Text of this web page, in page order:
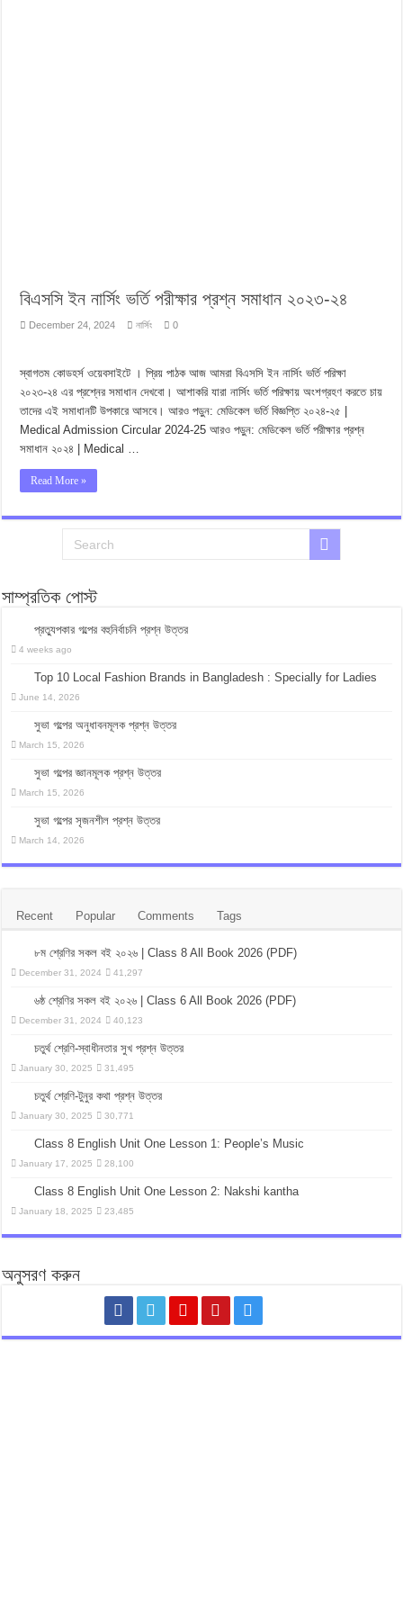
বিএসসি ইন নার্সিং ভর্তি পরীক্ষার প্রশ্ন সমাধান ২০২৩-২৪
December 24, 2024 নার্সিং 0
স্বাগতম কোডহর্স ওয়েবসাইটে । প্রিয় পাঠক আজ আমরা বিএসসি ইন নার্সিং ভর্তি পরিক্ষা
২০২৩-২৪ এর প্রশ্নের সমাধান দেখবো। আশাকরি যারা নার্সিং ভর্তি পরিক্ষায় অংশগ্রহণ করতে চায়
তাদের এই সমাধানটি উপকারে আসবে। আরও পড়ুন: মেডিকেল ভর্তি বিজ্ঞপ্তি ২০২৪-২৫ |
Medical Admission Circular 2024-25 আরও পড়ুন: মেডিকেল ভর্তি পরীক্ষার প্রশ্ন
সমাধান ২০২৪ | Medical …
Read More »
সাম্প্রতিক পোস্ট
প্রত্যুপকার গল্পের বহুনির্বাচনি প্রশ্ন উত্তর
4 weeks ago
Top 10 Local Fashion Brands in Bangladesh : Specially for Ladies
June 14, 2026
সুভা গল্পের অনুধাবনমূলক প্রশ্ন উত্তর
March 15, 2026
সুভা গল্পের জ্ঞানমূলক প্রশ্ন উত্তর
March 15, 2026
সুভা গল্পের সৃজনশীল প্রশ্ন উত্তর
March 14, 2026
Recent Popular Comments Tags
৮ম শ্রেণির সকল বই ২০২৬ | Class 8 All Book 2026 (PDF)
December 31, 2024 41,297
৬ষ্ঠ শ্রেণির সকল বই ২০২৬ | Class 6 All Book 2026 (PDF)
December 31, 2024 40,123
চতুর্থ শ্রেণি-স্বাধীনতার সুখ প্রশ্ন উত্তর
January 30, 2025 31,495
চতুর্থ শ্রেণি-টুনুর কথা প্রশ্ন উত্তর
January 30, 2025 30,771
Class 8 English Unit One Lesson 1: People’s Music
January 17, 2025 28,100
Class 8 English Unit One Lesson 2: Nakshi kantha
January 18, 2025 23,485
অনুসরণ করুন